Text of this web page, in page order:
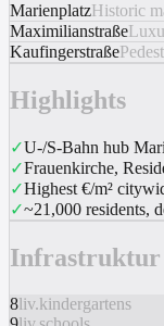
MarienplatzHistoric
Maximilianstraße
Kaufingerstraße
Highlights
✓U-/S-Bahn hub
✓Frauenkirche,
✓Highest €/m²
✓~21,000 residents,
Infrastruktur
8liv.kindergartens